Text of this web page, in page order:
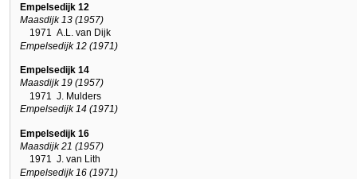
Empelsedijk 12
Maasdijk 13 (1957)
1971 A.L. van Dijk
Empelsedijk 12 (1971)
Empelsedijk 14
Maasdijk 19 (1957)
1971 J. Mulders
Empelsedijk 14 (1971)
Empelsedijk 16
Maasdijk 21 (1957)
1971 J. van Lith
Empelsedijk 16 (1971)